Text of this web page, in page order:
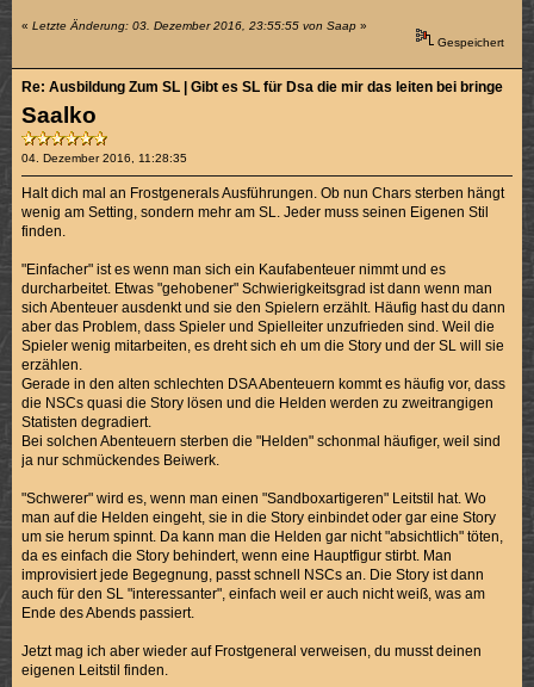
«Letzte Änderung: 03. Dezember 2016, 23:55:55 von Saap »
Gespeichert
Saalko
04. Dezember 2016, 11:28:35
Re: Ausbildung Zum SL | Gibt es SL für Dsa die mir das leiten bei bringen
Halt dich mal an Frostgenerals Ausführungen. Ob nun Chars sterben hängt
wenig am Setting, sondern mehr am SL. Jeder muss seinen Eigenen Stil
finden.
"Einfacher" ist es wenn man sich ein Kaufabenteuer nimmt und es
durcharbeitet. Etwas "gehobener" Schwierigkeitsgrad ist dann wenn man
sich Abenteuer ausdenkt und sie den Spielern erzählt. Häufig hast du dann
aber das Problem, dass Spieler und Spielleiter unzufrieden sind. Weil die
Spieler wenig mitarbeiten, es dreht sich eh um die Story und der SL will sie
erzählen.
Gerade in den alten schlechten DSA Abenteuern kommt es häufig vor, dass
die NSCs quasi die Story lösen und die Helden werden zu zweitrangigen
Statisten degradiert.
Bei solchen Abenteuern sterben die "Helden" schonmal häufiger, weil sind
ja nur schmückendes Beiwerk.
"Schwerer" wird es, wenn man einen "Sandboxartigeren" Leitstil hat. Wo
man auf die Helden eingeht, sie in die Story einbindet oder gar eine Story
um sie herum spinnt. Da kann man die Helden gar nicht "absichtlich" töten,
da es einfach die Story behindert, wenn eine Hauptfigur stirbt. Man
improvisiert jede Begegnung, passt schnell NSCs an. Die Story ist dann
auch für den SL "interessanter", einfach weil er auch nicht weiß, was am
Ende des Abends passiert.
Jetzt mag ich aber wieder auf Frostgeneral verweisen, du musst deinen
eigenen Leitstil finden.